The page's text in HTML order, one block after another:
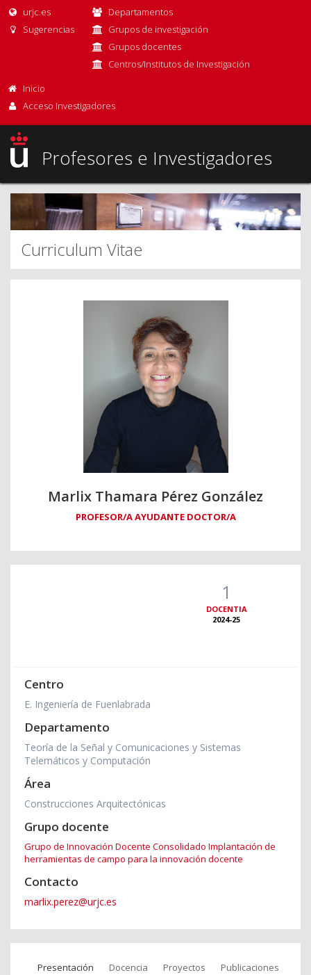
urjc.es
Sugerencias
Departamentos
Grupos de investigación
Grupos docentes
Centros/Institutos de Investigación
Inicio
Acceso Investigadores
Profesores e Investigadores
Curriculum Vitae
Marlix Thamara Pérez González
PROFESOR/A AYUDANTE DOCTOR/A
1
DOCENTIA
2024-25
Centro
E. Ingeniería de Fuenlabrada
Departamento
Teoría de la Señal y Comunicaciones y Sistemas
Telemáticos y Computación
Área
Construcciones Arquitectónicas
Grupo docente
Grupo de Innovación Docente Consolidado Implantación de
herramientas de campo para la innovación docente
Contacto
marlix.perez@urjc.es
Presentación Docencia Proyectos Publicaciones